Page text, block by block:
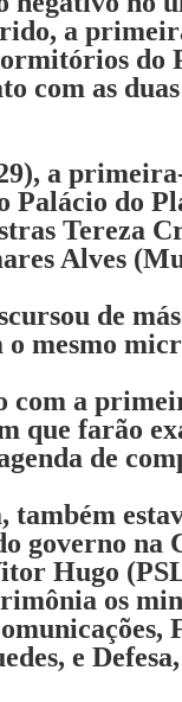
a
do
com as
a
Palácio do
Tereza
Alves
de
mesmo
com a
que farão
de
governo na
Hugo
os
e